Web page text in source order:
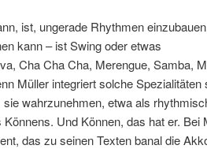
ist, ungerade Rhythmen
kann – ist Swing oder etwas
Cha Cha Cha, Merengue, Samba,
Müller integriert solche Spezialitäten
wahrzunehmen, etwa als
Und Können, das hat er. Bei
das zu seinen Texten banal die